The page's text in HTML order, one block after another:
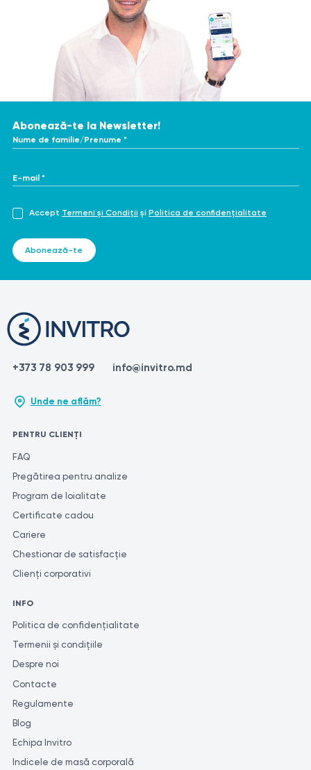
Abonează-te la Newsletter!
Nume de familie/Prenume *
E-mail *
Accept Termeni și Condiții și Politica de confidențialitate
Abonează-te
+373 78 903 999 info@invitro.md
Unde ne aflăm?
PENTRU CLIENȚI
FAQ
Pregătirea pentru analize
Program de loialitate
Certificate cadou
Cariere
Chestionar de satisfacție
Clienți corporativi
INFO
Politica de confidențialitate
Termenii și condițiile
Despre noi
Contacte
Regulamente
Blog
Echipa Invitro
Indicele de masă corporală